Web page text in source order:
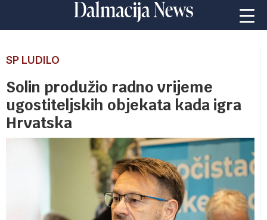
SP LUDILO
Solin produžio radno vrijeme
ugostiteljskih objekata kada igra
Hrvatska